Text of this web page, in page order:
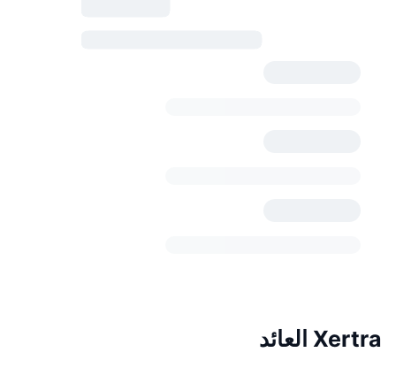
Xertra العائد